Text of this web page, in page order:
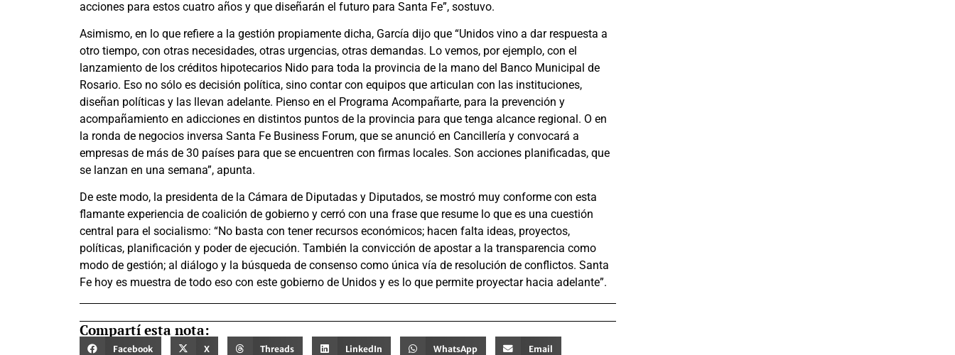
acciones para estos cuatro años y que diseñarán el futuro para Santa Fe”, sostuvo.
Asimismo, en lo que refiere a la gestión propiamente dicha, García dijo que “Unidos vino a dar respuesta a
otro tiempo, con otras necesidades, otras urgencias, otras demandas. Lo vemos, por ejemplo, con el
lanzamiento de los créditos hipotecarios Nido para toda la provincia de la mano del Banco Municipal de
Rosario. Eso no sólo es decisión política, sino contar con equipos que articulan con las instituciones,
diseñan políticas y las llevan adelante. Pienso en el Programa Acompañarte, para la prevención y
acompañamiento en adicciones en distintos puntos de la provincia para que tenga alcance regional. O en
la ronda de negocios inversa Santa Fe Business Forum, que se anunció en Cancillería y convocará a
empresas de más de 30 países para que se encuentren con firmas locales. Son acciones planificadas, que
se lanzan en una semana”, apunta.
De este modo, la presidenta de la Cámara de Diputadas y Diputados, se mostró muy conforme con esta
flamante experiencia de coalición de gobierno y cerró con una frase que resume lo que es una cuestión
central para el socialismo: “No basta con tener recursos económicos; hacen falta ideas, proyectos,
políticas, planificación y poder de ejecución. También la convicción de apostar a la transparencia como
modo de gestión; al diálogo y la búsqueda de consenso como única vía de resolución de conflictos. Santa
Fe hoy es muestra de todo eso con este gobierno de Unidos y es lo que permite proyectar hacia adelante”.
Compartí esta nota:
Facebook X Threads LinkedIn WhatsApp Email